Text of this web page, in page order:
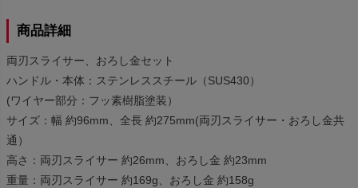
商品詳細
両刃スライサー、おろし金セット
ハンドル・本体：ステンレススチール（SUS430）
(ワイヤー部分：フッ素樹脂塗装）
サイズ：幅 約96mm、全長 約275mm(両刃スライサー・おろし金共
通）
高さ：両刃スライサー 約26mm、おろし金 約23mm
重量：両刃スライサー 約169g、おろし金 約158g